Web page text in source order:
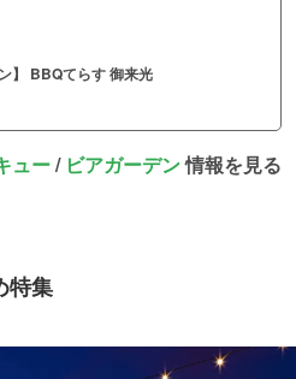
】 BBQてらす 御来光
ュー/ ビアガーデン情報を見る
特集